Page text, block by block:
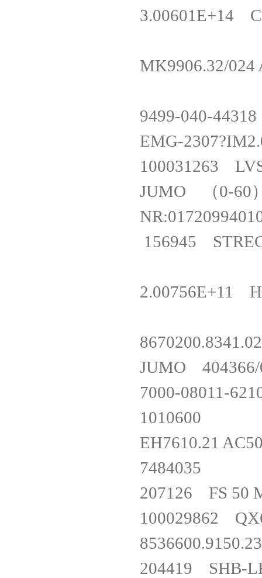
3.00601E+14
MK9906.32/
9499-040-
EMG-
100031263
JUMO （0-60
156945
2.00756E+11
JUMO
7000-08011-
EH7610.21
207126 FS
100029862
204419